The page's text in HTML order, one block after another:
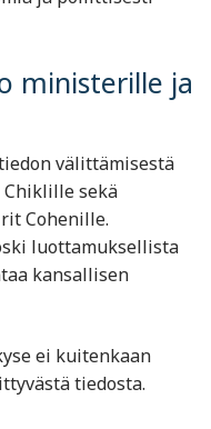
ministerille ja
välittämisestä
sekä
Cohenille.
luottamuksellista
kansallisen
ei kuitenkaan
tiedosta.